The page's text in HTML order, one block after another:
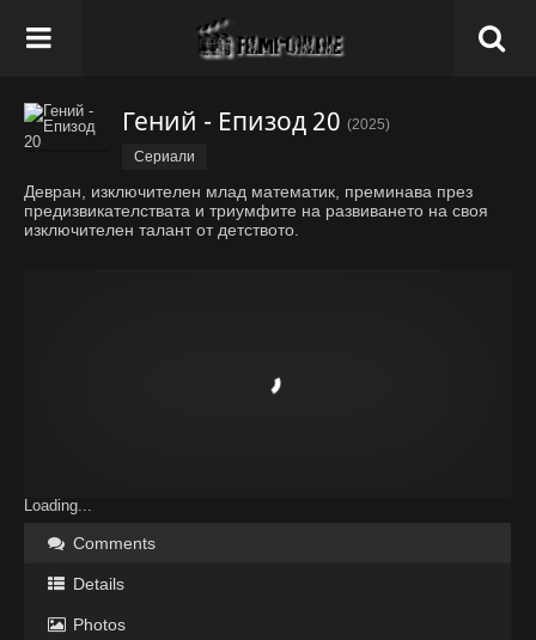
Гений - Епизод 20 (2025)
Сериали
Девран, изключителен млад математик, преминава през
предизвикателствата и триумфите на развиването на своя
изключителен талант от детството.
Loading...
Comments
Details
Photos